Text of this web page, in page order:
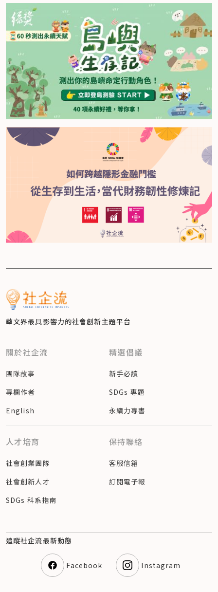
華文界最具影響力的社會創新主題平台
關於社企流
團隊故事
專欄作者
English
精選倡議
新手必讀
SDGs 專題
永續力專書
人才培育
社會創業團隊
社會創新人才
SDGs 科系指南
保持聯絡
客服信箱
訂閱電子報
追蹤社企流最新動態
Facebook Instagram